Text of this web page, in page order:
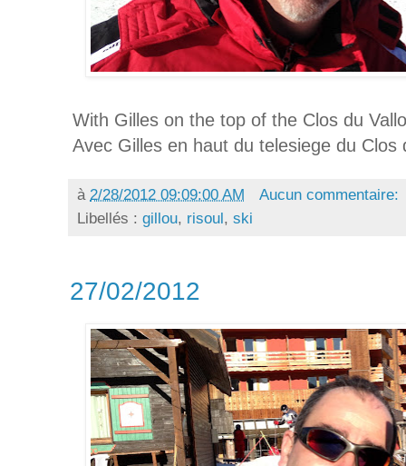
With Gilles on the top of the Clos du
Avec Gilles en haut du telesiege du Clos
à 2/28/2012 09:09:00 AM
Aucun commentaire:
Libellés : gillou, risoul, ski
27/02/2012